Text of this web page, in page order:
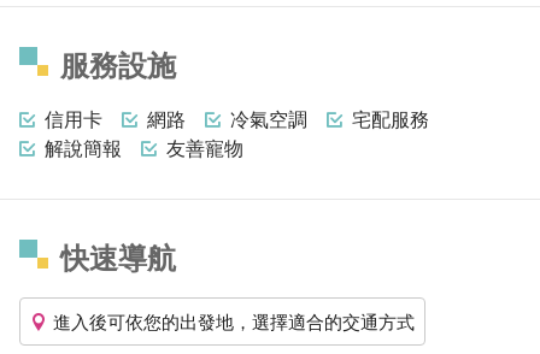
服務設施
信用卡 網路 冷氣空調
宅配服務
解說簡報
友善寵物
快速導航
進入後可依您的出發地，選擇適合的交通方式